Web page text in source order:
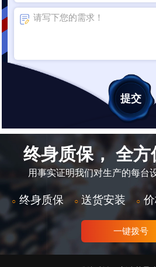
终身质保， 全
用事实证明我们对生产的每台
○ 终身质保 ○ 送货安装 ○
一键拨号